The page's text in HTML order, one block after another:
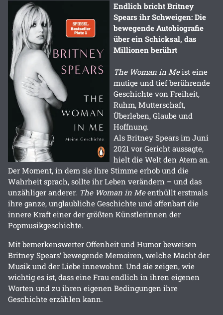
Endlich bricht Britney
Spears ihr Schweigen: Die
bewegende Autobiografie
über ein Schicksal, das
Millionen berührt
The Woman in Meist eine
mutige und tief berührende
Geschichte von Freiheit,
Ruhm, Mutterschaft,
Überleben, Glaube und
Hoffnung.
Als Britney Spears im Juni
2021 vor Gericht aussagte,
hielt die Welt den Atem an.
Der Moment, in dem sie ihre Stimme erhob und die
Wahrheit sprach, sollte ihr Leben verändern – und das
unzähliger anderer. The Woman in Meenthüllt erstmals
ihre ganze, unglaubliche Geschichte und offenbart die
innere Kraft einer der größten Künstlerinnen der
Popmusikgeschichte.
Mit bemerkenswerter Offenheit und Humor beweisen
Britney Spears‘ bewegende Memoiren, welche Macht der
Musik und der Liebe innewohnt. Und sie zeigen, wie
wichtig es ist, dass eine Frau endlich in ihren eigenen
Worten und zu ihren eigenen Bedingungen ihre
Geschichte erzählen kann.